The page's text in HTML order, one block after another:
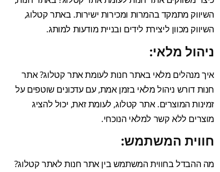
השיווק מתמקד בהמרות ומכירות ישירות. באתר קטלוג,
השיווק מכוון ליצירת לידים ובניית מודעות למותג.
ניהול מלאי:
איך מנהלים מלאי באתר חנות לעומת אתר קטלוג? אתר
חנות דורש ניהול מלאי בזמן אמת, עם עדכונים שוטפים על
זמינות המוצרים. אתר קטלוג, לעומת זאת, יכול להציג
מוצרים ללא קשר למלאי הנוכחי.
חווית המשתמש:
מה ההבדל בחווית המשתמש בין אתר חנות לאתר קטלוג?